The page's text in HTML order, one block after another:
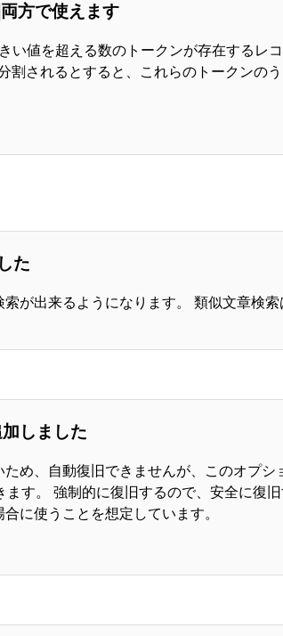
両方で使えます
値を超える数のトークンが存在するレ
されるとすると、これらのトークンの
た
が出来るようになります。 類似文章検索
しました
め、自動復旧できませんが、このオプシ
す。 強制的に復旧するので、安全に復
に使うことを想定しています。